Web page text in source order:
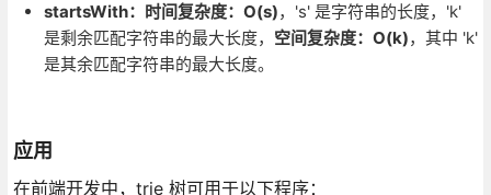
startsWith：时间复杂度：O(s)，'s' 是字符串的长度，'k'
是剩余匹配字符串的最大长度， 空间复杂度：O(k)，其中 'k'
是其余匹配字符串的最大长度。
应用
在前端开发中，trie 树可用于以下程序：